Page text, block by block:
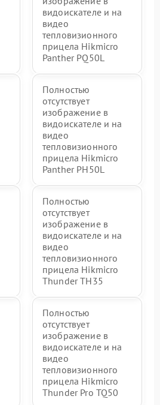
видоискателе и на
видео
тепловизионного
прицела Hikmicro
Panther PQ50L
Полностью
отсутствует
изображение в
видоискателе и на
видео
тепловизионного
прицела Hikmicro
Panther PH50L
Полностью
отсутствует
изображение в
видоискателе и на
видео
тепловизионного
прицела Hikmicro
Thunder TH35
Полностью
отсутствует
изображение в
видоискателе и на
видео
тепловизионного
прицела Hikmicro
Thunder Pro TQ50